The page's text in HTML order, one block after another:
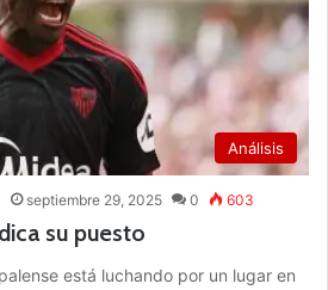
Análisis
septiembre 29, 2025 0 603
su puesto
está luchando por un lugar en